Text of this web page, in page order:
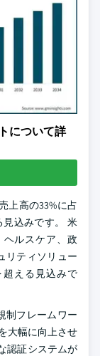
について詳
上高の33%に占
見込みです。 米
ヘルスケア、政
リティソリュー
える見込みで
制フレームワー
大幅に向上させ
認証システムが